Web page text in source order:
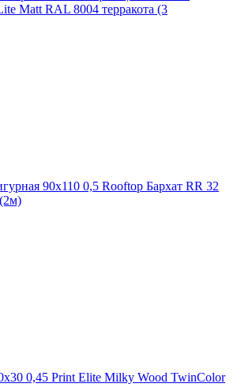
Matt RAL 8004 терракота (3
90х110 0,5 Rooftop Бархат RR 32
0,45 Print Elite Milky Wood TwinColor